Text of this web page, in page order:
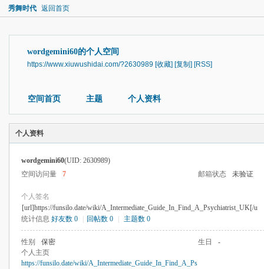
秀舞时代 返回首页
wordgemini60的个人空间
https://www.xiuwushidai.com/?2630989 [收藏] [复制] [RSS]
空间首页 主题 个人资料
个人资料
wordgemini60(UID: 2630989)
空间访问量
7 邮箱状态 未验证
个人签名
[url]https://funsilo.date/wiki/A_Intermediate_Guide_In_Find_A_Psychiatrist_UK[/u
统计信息 好友数 0 回帖数 0 主题数 0
性别 保密 生日
-
个人主页
https://funsilo.date/wiki/A_Intermediate_Guide_In_Find_A_Ps